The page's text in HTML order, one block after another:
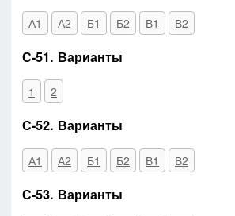
А1 А2 Б1 Б2 В1 В2
С-51. Варианты
1 2
С-52. Варианты
А1 А2 Б1 Б2 В1 В2
С-53. Варианты